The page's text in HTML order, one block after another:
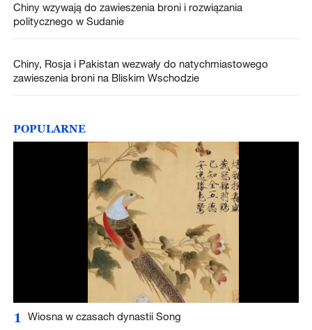
Chiny wzywają do zawieszenia broni i rozwiązania
politycznego w Sudanie
Chiny, Rosja i Pakistan wezwały do natychmiastowego
zawieszenia broni na Bliskim Wschodzie
POPULARNE
1 Wiosna w czasach dynastii Song